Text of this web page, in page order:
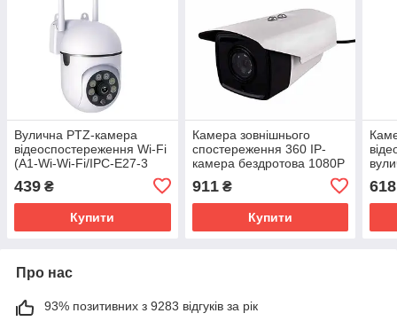
Вулична PTZ-камера
відеоспостереження Wi-Fi
(A1-Wi-Wi-Fi/IPC-E27-3
439 ₴
Купити
Камера зовнішнього
спостереження 360 IP-
камера бездротова 1080P
911₴
Купити
618
Про нас
93% позитивних з 9283 відгуків за рік